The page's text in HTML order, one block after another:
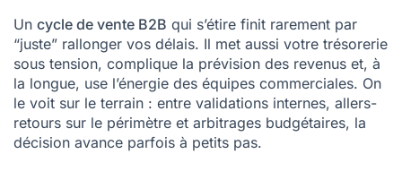
Mentions
Un cycle de vente B2B qui s’étire finit rarement par
“juste” rallonger vos délais. Il met aussi votre trésorerie
sous tension, complique la prévision des revenus et, à
la longue, use l’énergie des équipes commerciales. On
le voit sur le terrain : entre validations internes, allers-
retours sur le périmètre et arbitrages budgétaires, la
décision avance parfois à petits pas.